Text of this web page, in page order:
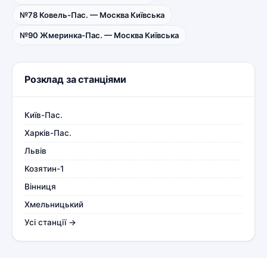
№78 Ковель-Пас. — Москва Київська
№90 Жмеринка-Пас. — Москва Київська
Розклад за станціями
Київ-Пас.
Харків-Пас.
Львів
Козятин-1
Вінниця
Хмельницький
Усі станції →